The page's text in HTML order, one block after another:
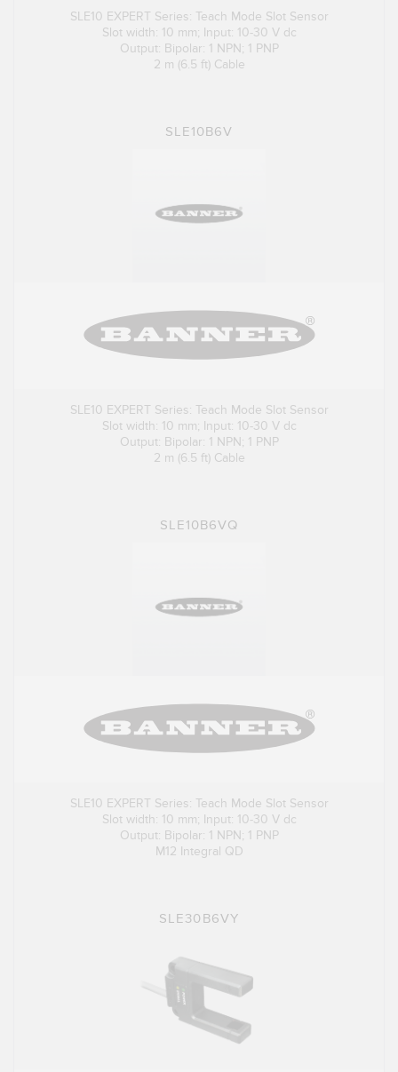
SLE10 EXPERT Series: Teach Mode Slot Sensor
Slot width: 10 mm; Input: 10-30 V dc
Output: Bipolar: 1 NPN; 1 PNP
2 m (6.5 ft) Cable
SLE10B6V
SLE10 EXPERT Series: Teach Mode Slot Sensor
Slot width: 10 mm; Input: 10-30 V dc
Output: Bipolar: 1 NPN; 1 PNP
2 m (6.5 ft) Cable
SLE10B6VQ
SLE10 EXPERT Series: Teach Mode Slot Sensor
Slot width: 10 mm; Input: 10-30 V dc
Output: Bipolar: 1 NPN; 1 PNP
M12 Integral QD
SLE30B6VY